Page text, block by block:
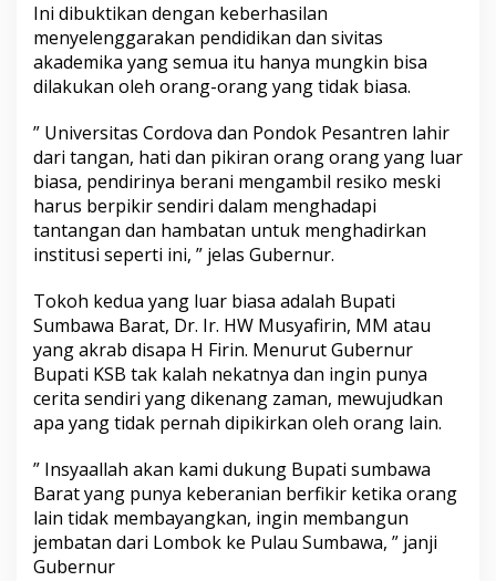
Ini dibuktikan dengan keberhasilan
menyelenggarakan pendidikan dan sivitas
akademika yang semua itu hanya mungkin bisa
dilakukan oleh orang-orang yang tidak biasa.
” Universitas Cordova dan Pondok Pesantren lahir
dari tangan, hati dan pikiran orang orang yang luar
biasa, pendirinya berani mengambil resiko meski
harus berpikir sendiri dalam menghadapi
tantangan dan hambatan untuk menghadirkan
institusi seperti ini, ” jelas Gubernur.
Tokoh kedua yang luar biasa adalah Bupati
Sumbawa Barat, Dr. Ir. HW Musyafirin, MM atau
yang akrab disapa H Firin. Menurut Gubernur
Bupati KSB tak kalah nekatnya dan ingin punya
cerita sendiri yang dikenang zaman, mewujudkan
apa yang tidak pernah dipikirkan oleh orang lain.
” Insyaallah akan kami dukung Bupati sumbawa
Barat yang punya keberanian berfikir ketika orang
lain tidak membayangkan, ingin membangun
jembatan dari Lombok ke Pulau Sumbawa, ” janji
Gubernur